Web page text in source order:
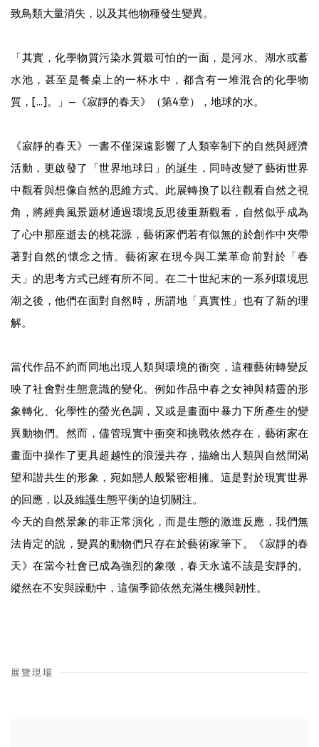
致鳥類大量消失，以及其他物種發生變異。
「其實，化學物質污染水質最可怕的一面，是河水、湖水或蓄
水池，甚至是餐桌上的一杯水中，都含有一堆混合的化學物
質，[...]。」—《寂靜的春天》（第4章），地球的水。
《寂靜的春天》一書不僅深遠影響了人類宰制下的自然與經濟
活動，更啟發了「世界地球日」的誕生，同時改變了藝術世界
中觀看與想像自然的思維方式。此展轉換了以往觀看自然之視
角，將經典風景題材通過環境反思後重新觀看，自然似乎成為
了心中那座逝去的桃花源，藝術家們若有似無的於創作中夾帶
著對自然的懷念之情。藝術家在現今與工業革命前對於「春
天」的思考方式已經有所不同。在二十世紀末的一系列環境思
潮之後，他們在面對自然時，所謂地「真實性」也有了新的理
解。
當代作品不約而同地出現人類與環境的衝突，這種藝術轉變反
映了社會對生態意識的變化。例如作品中春之女神與精靈的形
象轉化、化學性的螢光色調，又或是畫面中暴力下所產生的變
異動物們。然而，儘管現實中衝突和挑戰依然存在，藝術家在
畫面中操作了更具超越性的浪漫共存，描繪出人類與自然間渴
望和諧共生的形象，宛如戀人般緊密相擁。這是對於現實世界
的回應，以及維護生態平衡的迫切關注。
今天的自然景象的非正常演化，而是生態的激進反應，我們無
法肯定的說，變異的動物們只存在於藝術家筆下。《寂靜的春
天》在當今社會已成為強烈的象徵，春天永遠不該是安靜的。
縱然在不安與躁動中，這個季節依然充滿生機與韌性。
展覽現場